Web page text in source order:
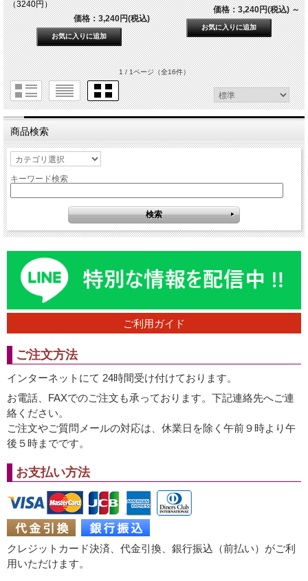
（3240円）
価格：3,240円(税込)
価格：3,240円(税込)～
1 / 1ページ（全16件）
商品検索
キーワード検索
ご利用ガイド
ご注文方法
インターネットにて 24時間受け付けております。
お電話、FAXでのご注文も承っております。下記連絡先へご連
絡ください。
ご注文やご質問メールの対応は、休業日を除く午前９時より午
後５時までです。
お支払い方法
クレジットカード決済、代金引換、銀行振込（前払い）がご利
用いただけます。